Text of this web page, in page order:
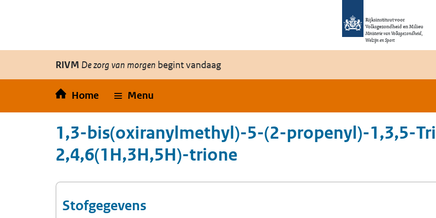
Rijksinstituut voor
Volksgezondheid en Milieu
Ministerie van Volksgezondheid,
Welzijn en Sport
RIVM De zorg van morgen begint vandaag
Home Menu
1,3-bis(oxiranylmethyl)-5-(2-propenyl)-1,3,5-
2,4,6(1H,3H,5H)-trione
Stofgegevens